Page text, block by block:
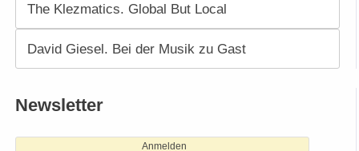
The Klezmatics. Global But Local
David Giesel. Bei der Musik zu Gast
Newsletter
Anmelden